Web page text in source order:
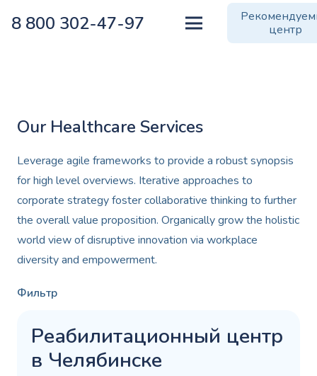
8 800 302-47-97
центр
Our Healthcare Services
Leverage agile frameworks to provide a robust synopsis
for high level overviews. Iterative approaches to
corporate strategy foster collaborative thinking to further
the overall value proposition. Organically grow the holistic
world view of disruptive innovation via workplace
diversity and empowerment.
Фильтр
Реабилитационный центр
в Челябинске